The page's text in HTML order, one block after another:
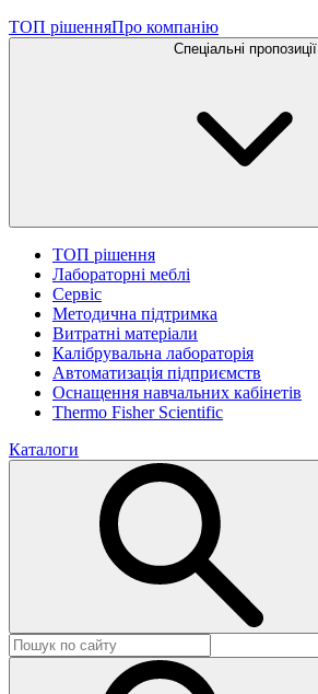
ТОП рішенняПро компанію
Спеціальні пропозиції
ТОП рішення
Лабораторні меблі
Сервіс
Методична підтримка
Витратні матеріали
Калібрувальна лабораторія
Автоматизація підприємств
Оснащення навчальних кабінетів
Thermo Fisher Scientific
Каталоги